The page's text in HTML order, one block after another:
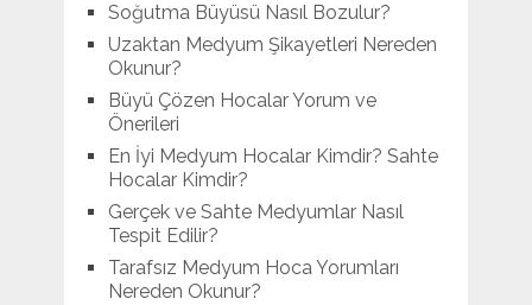
Soğutma Büyüsü Nasıl Bozulur?
Uzaktan Medyum Şikayetleri Nereden
Okunur?
Büyü Çözen Hocalar Yorum ve
Önerileri
En İyi Medyum Hocalar Kimdir? Sahte
Hocalar Kimdir?
Gerçek ve Sahte Medyumlar Nasıl
Tespit Edilir?
Tarafsız Medyum Hoca Yorumları
Nereden Okunur?